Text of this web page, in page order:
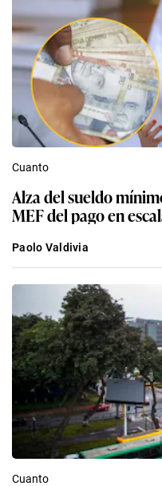
Cuanto
Alza del sueldo
MEF del pago en
Paolo Valdivia
Cuanto